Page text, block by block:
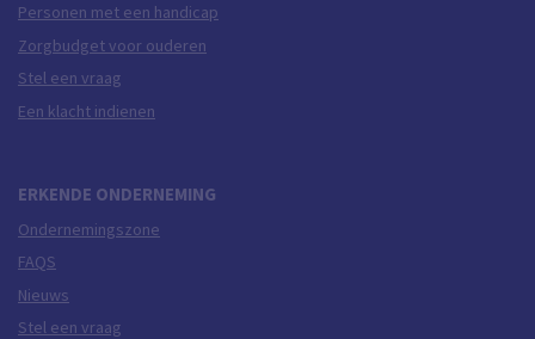
Personen met een handicap
Zorgbudget voor ouderen
Stel een vraag
Een klacht indienen
ERKENDE ONDERNEMING
Ondernemingszone
FAQS
Nieuws
Stel een vraag